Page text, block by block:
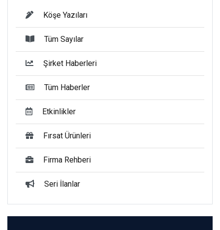
Köşe Yazıları
Tüm Sayılar
Şirket Haberleri
Tüm Haberler
Etkinlikler
Fırsat Ürünleri
Firma Rehberi
Seri İlanlar